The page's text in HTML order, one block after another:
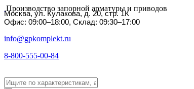
Производство запорной арматуры и приводов
Москва, ул. Кулакова, д. 20, стр. 1К
Офис: 09:00–18:00, Склад: 09:30–17:00
info@gpkomplekt.ru
8-800-555-00-84